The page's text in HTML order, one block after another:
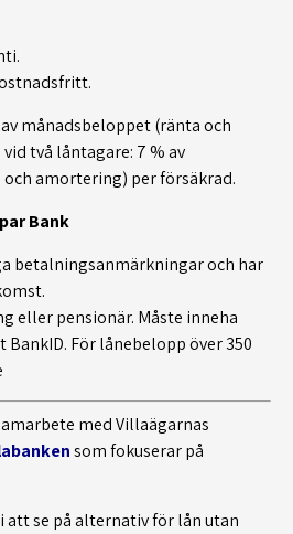
månadsbeloppet (ränta och
två låntagare: 7 % av
amortering) per försäkrad.
Bank
betalningsanmärkningar och har
eller pensionär. Måste inneha
För lånebelopp över 350
med Villaägarnas
som fokuserar på
att se på alternativ för lån utan